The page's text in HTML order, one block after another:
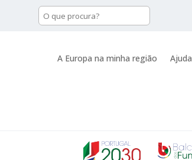
A Europa na minha região Ajuda